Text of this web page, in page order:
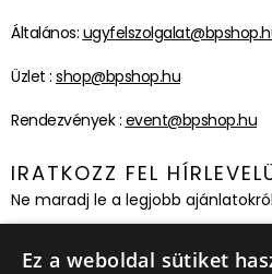
Általános:
Üzlet : shop@bpshop.hu
Rendezvények : event@bpshop.hu
IRATKOZZ FEL
Ne maradj le a legjobb
Ez a weboldal sütiket